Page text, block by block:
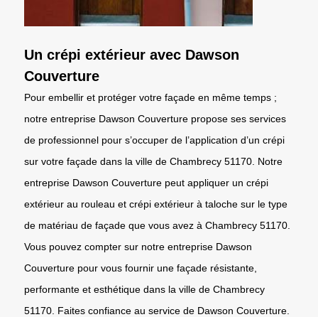
Un crépi extérieur avec Dawson
Couverture
Pour embellir et protéger votre façade en même temps ;
notre entreprise Dawson Couverture propose ses services
de professionnel pour s’occuper de l’application d’un crépi
sur votre façade dans la ville de Chambrecy 51170. Notre
entreprise Dawson Couverture peut appliquer un crépi
extérieur au rouleau et crépi extérieur à taloche sur le type
de matériau de façade que vous avez à Chambrecy 51170.
Vous pouvez compter sur notre entreprise Dawson
Couverture pour vous fournir une façade résistante,
performante et esthétique dans la ville de Chambrecy
51170. Faites confiance au service de Dawson Couverture.